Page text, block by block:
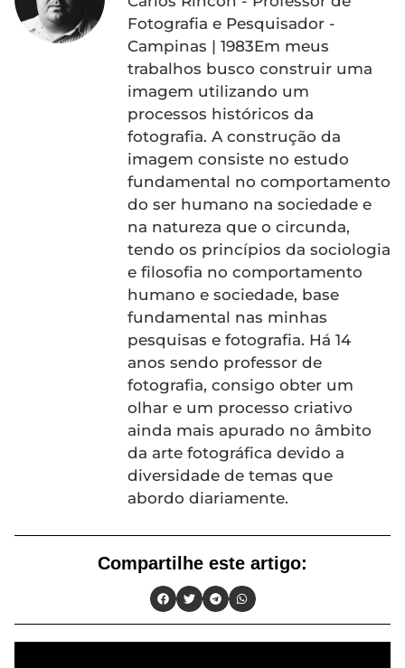
Fotografia e Pesquisador -
Campinas | 1983Em meus
trabalhos busco construir uma
imagem utilizando um
processos históricos da
fotografia. A construção da
imagem consiste no estudo
fundamental no comportamento
do ser humano na sociedade e
na natureza que o circunda,
tendo os princípios da sociologia
e filosofia no comportamento
humano e sociedade, base
fundamental nas minhas
pesquisas e fotografia. Há 14
anos sendo professor de
fotografia, consigo obter um
olhar e um processo criativo
ainda mais apurado no âmbito
da arte fotográfica devido a
diversidade de temas que
abordo diariamente.
Compartilhe este artigo: